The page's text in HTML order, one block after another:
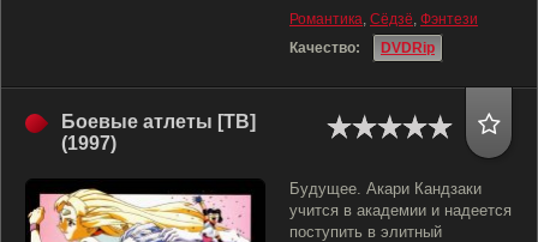
Романтика, Сёдзё, Фэнтези
Качество:
DVDRip
Боевые атлеты [ТВ]
(1997)
Будущее. Акари Кандзаки
учится в академии и надеется
поступить в элитный